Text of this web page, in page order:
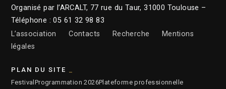
Organisé par l’ARCALT, 77 rue du Taur, 31000 Toulouse –
Téléphone : 05 61 32 98 83
L’association
Contacts Recherche
Mentions
légales
PLAN DU SITE
Festival Programmation 2026Plateforme professionnelle